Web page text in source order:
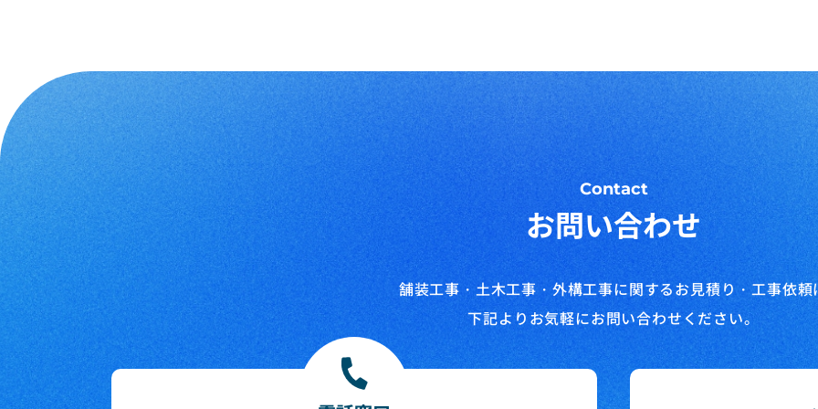
Contact
お問い合わせ
舗装工事・土木工事・外構工事に関するお見積り・工事依頼
下記よりお気軽にお問い合わせください。